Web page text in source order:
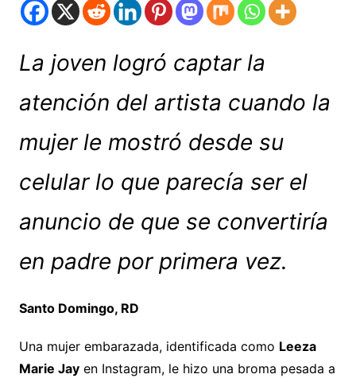
La joven logró captar la
atención del artista cuando la
mujer le mostró desde su
celular lo que parecía ser el
anuncio de que se convertiría
en padre por primera vez.
Santo Domingo, RD
Una mujer embarazada, identificada como Leeza
Marie Jayen Instagram, le hizo una broma pesada a